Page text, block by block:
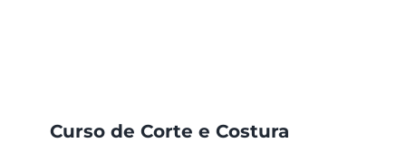
Curso de Corte e Costura